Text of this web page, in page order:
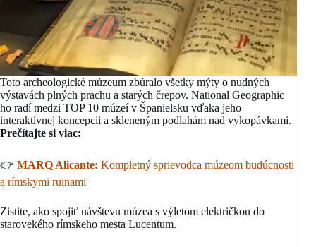
Toto archeologické múzeum zbúralo všetky mýty o nudných
výstavách plných prachu a starých črepov. National Geographic
ho radí medzi TOP 10 múzeí v Španielsku vďaka jeho
interaktívnej koncepcii a skleneným podlahám nad vykopávkami.
Prečítajte si viac:
👉 MARQ Alicante: Kompletný sprievodca múzeom budúcnosti
a rímskymi ruinami
Zistite, ako spojiť návštevu múzea s výletom električkou do
starovekého rímskeho mesta Lucentum.